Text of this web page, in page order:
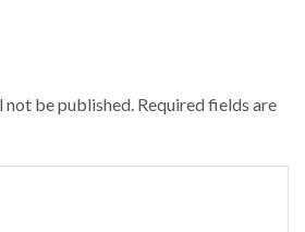
not be published. Required fields are